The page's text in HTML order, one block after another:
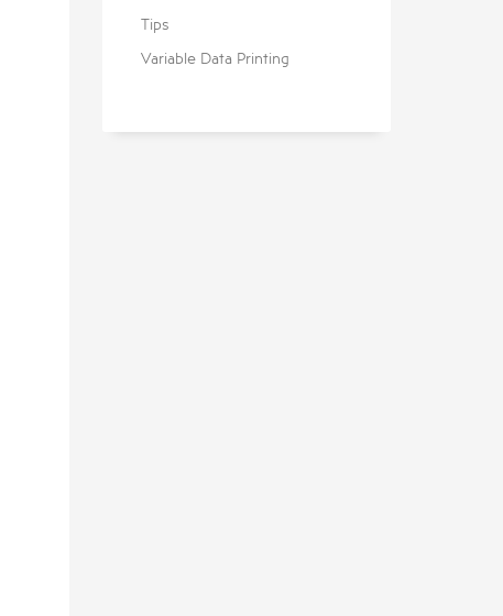
Tips
Variable Data Printing